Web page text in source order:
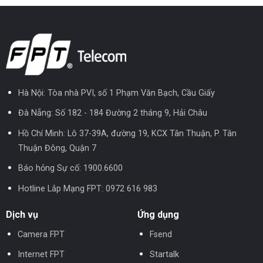
Hà Nội: Tòa nhà PVI, số 1 Phạm Văn Bạch, Cầu Giấy
Đà Nẵng: Số 182 - 184 Đường 2 tháng 9, Hải Châu
Hồ Chí Minh: Lô 37-39A, đường 19, KCX Tân Thuận, P. Tân
Thuận Đông, Quận 7
Báo hỏng Sự cố: 1900.6600
Hotline Lắp Mạng FPT: 0972 616 983
Dịch vụ
Camera FPT
Internet FPT
Ứng dụng
Fsend
Startalk